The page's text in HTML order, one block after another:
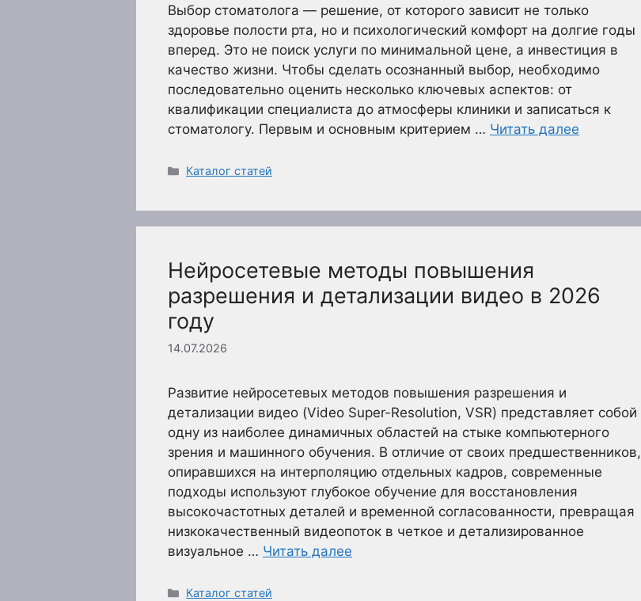
Выбор стоматолога — решение, от которого зависит не только
здоровье полости рта, но и психологический комфорт на долгие годы
вперед. Это не поиск услуги по минимальной цене, а инвестиция в
качество жизни. Чтобы сделать осознанный выбор, необходимо
последовательно оценить несколько ключевых аспектов: от
квалификации специалиста до атмосферы клиники и записаться к
стоматологу. Первым и основным критерием … Читать далее
Рубрики
Каталог статей
Нейросетевые методы повышения
разрешения и детализации видео в 2026
году
14.07.2026
Развитие нейросетевых методов повышения разрешения и
детализации видео (Video Super-Resolution, VSR) представляет собой
одну из наиболее динамичных областей на стыке компьютерного
зрения и машинного обучения. В отличие от своих предшественников,
опиравшихся на интерполяцию отдельных кадров, современные
подходы используют глубокое обучение для восстановления
высокочастотных деталей и временной согласованности, превращая
низкокачественный видеопоток в четкое и детализированное
визуальное … Читать далее
Рубрики
Каталог статей